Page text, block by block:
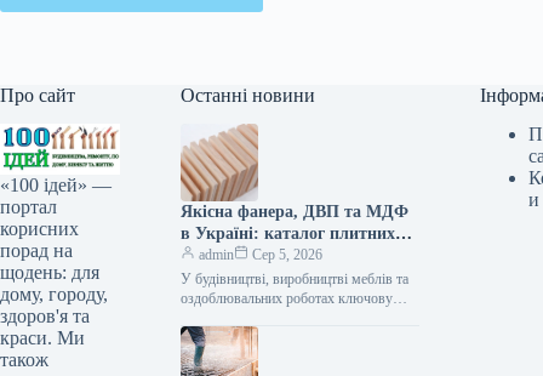
Про сайт
«100 ідей» —
портал
корисних
порад на
щодень: для
дому, городу,
здоров'я та
краси. Ми
також
Останні новини
Якісна фанера, ДВП та МДФ
в Україні: каталог плитних
матеріалів від «ВІН-ВУД»
admin
Сер 5, 2026
У будівництві, виробництві меблів та
оздоблювальних роботах ключову
сировини. Компанія «ВІН-ВУД» уже
тривалий час займається…
и